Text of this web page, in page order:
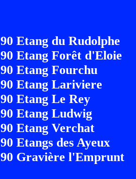
90 Etang du Rudolphe
90 Etang Forêt d'Eloie
90 Etang Fourchu
90 Etang Lariviere
90 Etang Le Rey
90 Etang Ludwig
90 Etang Verchat
90 Etangs des Ayeux
90 Gravière l'Emprunt